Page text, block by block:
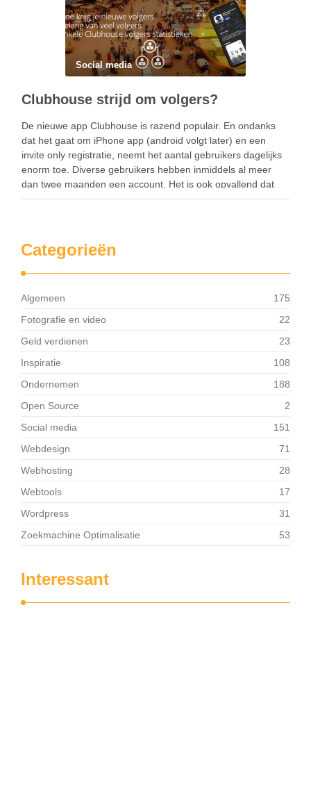
Social media
Clubhouse strijd om volgers?
De nieuwe app Clubhouse is razend populair. En ondanks
dat het gaat om iPhone app (android volgt later) en een
invite only registratie, neemt het aantal gebruikers dagelijks
enorm toe. Diverse gebruikers hebben inmiddels al meer
dan twee maanden een account. Het is ook opvallend dat
diverse bekende nederlanders gebruik …
Categorieën
Algemeen
175
Fotografie en video
22
Geld verdienen
23
Inspiratie
108
Ondernemen
188
Open Source
2
Social media
151
Webdesign
71
Webhosting
28
Webtools
17
Wordpress
31
Zoekmachine Optimalisatie
53
Interessant